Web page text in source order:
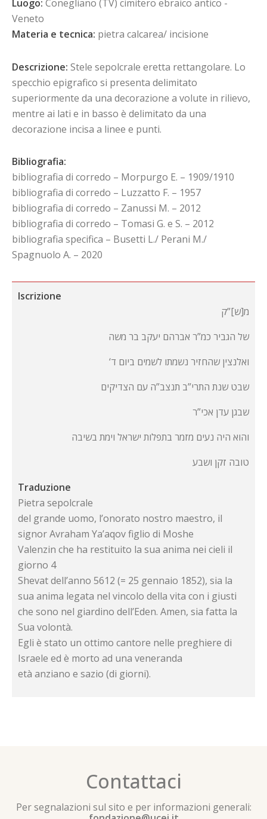
Luogo: Conegliano (TV) cimitero ebraico antico -
Veneto
Materia e tecnica: pietra calcarea/ incisione
Descrizione: Stele sepolcrale eretta rettangolare. Lo
specchio epigrafico si presenta delimitato
superiormente da una decorazione a volute in rilievo,
mentre ai lati e in basso è delimitato da una
decorazione incisa a linee e punti.
Bibliografia:
bibliografia di corredo – Morpurgo E. – 1909/1910
bibliografia di corredo – Luzzatto F. – 1957
bibliografia di corredo – Zanussi M. – 2012
bibliografia di corredo – Tomasi G. e S. – 2012
bibliografia specifica – Busetti L./ Perani M./
Spagnuolo A. – 2020
Iscrizione
מ[ש]”ק
של הגביר כמ”ר אברהם יעקב בר משה
‘ואלנצין שהחזיר נשמתו לשמים ביום ד
שבט שנת התרי”ב תנצב”ה עם הצדיקים
שבגן עדן אכי”ר
והוא היה נעים מזמר בתפלות ישראל וימת בשיבה
טובה זקן ושבע
Traduzione
Pietra sepolcrale
del grande uomo, l’onorato nostro maestro, il
signor Avraham Ya’aqov figlio di Moshe
Valenzin che ha restituito la sua anima nei cieli il
giorno 4
Shevat dell’anno 5612 (= 25 gennaio 1852), sia la
sua anima legata nel vincolo della vita con i giusti
che sono nel giardino dell’Eden. Amen, sia fatta la
Sua volontà.
Egli è stato un ottimo cantore nelle preghiere di
Israele ed è morto ad una veneranda
età anziano e sazio (di giorni).
Contattaci
Per segnalazioni sul sito e per informazioni generali: